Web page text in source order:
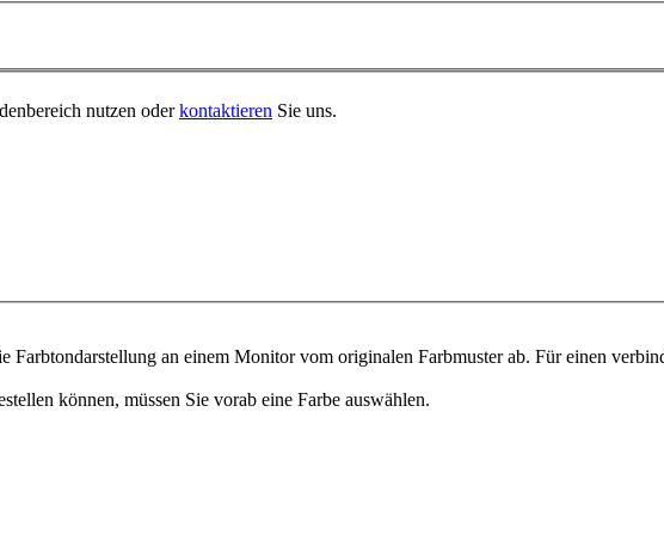
nutzen oderkontaktieren Sie uns.
Farbtondarstellung an einem Monitor vom originalen Farbmuster ab. Für einen
können, müssen Sie vorab eine Farbe auswählen.